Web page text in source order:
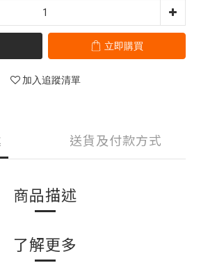
立即購買
加入追蹤清單
送貨及付款方式
商品描述
了解更多